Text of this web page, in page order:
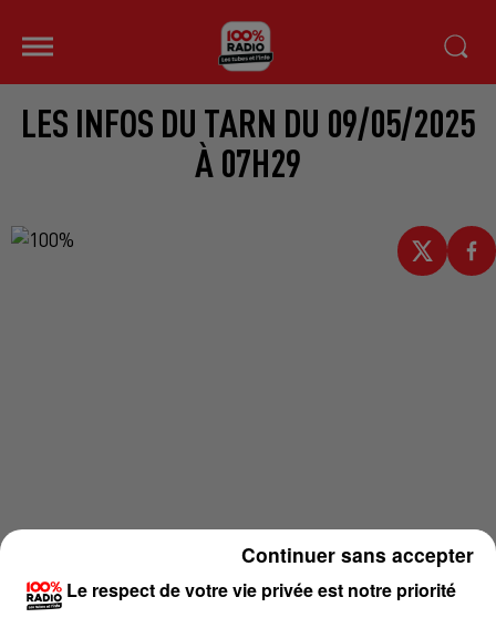
LES INFOS DU TARN DU 09/05/2025
À 07H29
Le respect de votre vie privée est notre priorité
Continuer sans accepter